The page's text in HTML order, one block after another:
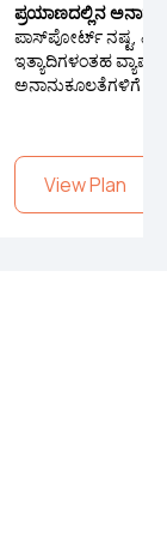
ಪ್ರಯಾಣದಲ್ಲಿನ
ಪಾಸ್‌ಪೋರ್ಟ್ ನಷ್ಟ,
ಇತ್ಯಾದಿಗಳಂತಹ
ಅನಾನುಕೂಲತೆಗಳಿಗೆ
View Plan